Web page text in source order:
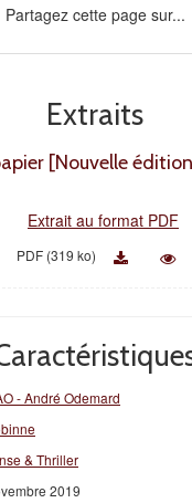
Partagez cette page sur...
Extraits
[Nouvelle
Extrait au format PDF
PDF (319 ko)
- André Odemard
& Thriller
2019